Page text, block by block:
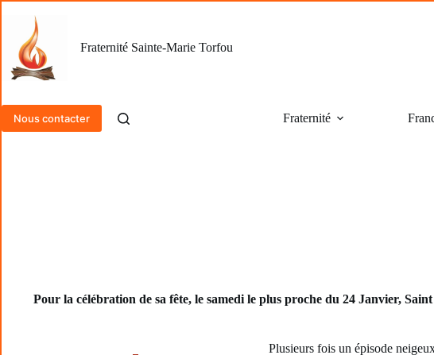
contenu
Fraternité Sainte-Marie Torfou
Nous contacter Fraternité
Pour la célébration de sa fête, le samedi le plus proche du 24 Janvier,
Plusieurs fois un épisode